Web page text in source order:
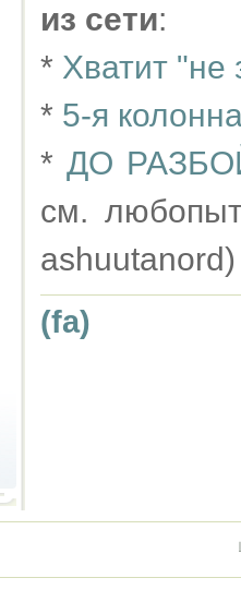
из сети:
* Хватит "не
* 5-я
* ДО
см.
ashuutanord)
(fa)